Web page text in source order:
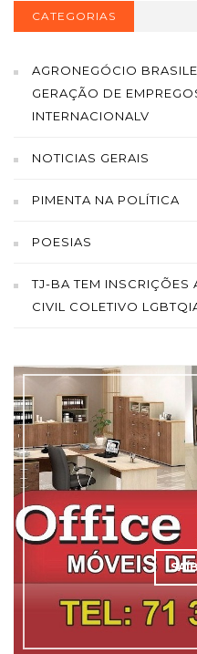
CATEGORIAS
AGRONEGÓCIO
GERAÇÃO DE
INTERNACIONALV
NOTICIAS GERAIS
PIMENTA NA POLÍTICA
POESIAS
TJ-BA TEM INSCRIÇÕES
CIVIL COLETIVO